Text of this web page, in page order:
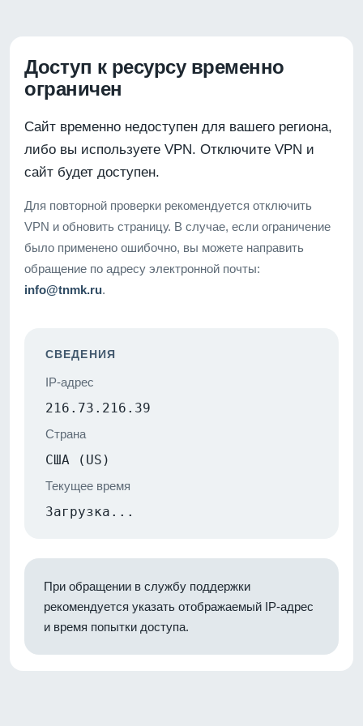
Доступ к ресурсу временно
ограничен
Сайт временно недоступен для вашего региона,
либо вы используете VPN. Отключите VPN и
сайт будет доступен.
Для повторной проверки рекомендуется отключить
VPN и обновить страницу. В случае, если ограничение
было применено ошибочно, вы можете направить
обращение по адресу электронной почты:
info@tnmk.ru.
СВЕДЕНИЯ
IP-адрес
216.73.216.39
Страна
США (US)
Текущее время
Загрузка...
При обращении в службу поддержки
рекомендуется указать отображаемый IP-адрес
и время попытки доступа.